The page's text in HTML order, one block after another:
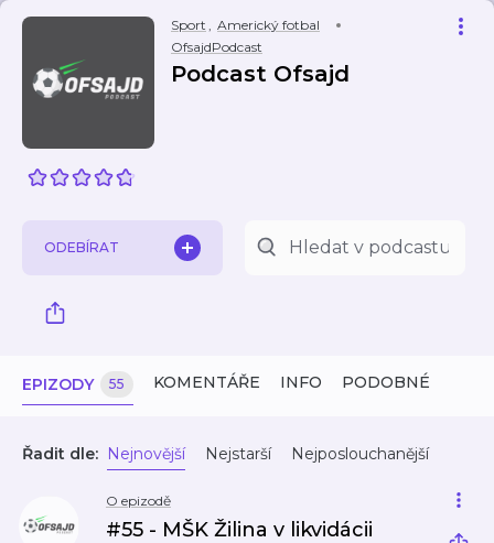
Sport , Americký fotbal
OfsajdPodcast
Podcast Ofsajd
ODEBÍRAT
EPIZODY 55 KOMENTÁŘE INFO PODOBNÉ
Řadit dle: Nejnovější Nejstarší Nejposlouchanější
O epizodě
#55 - MŠK Žilina v likvidácii